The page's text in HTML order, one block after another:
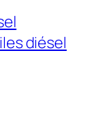
diésel